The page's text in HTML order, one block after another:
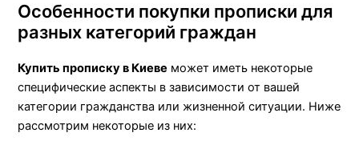
Особенности покупки прописки для
разных категорий граждан
Купить прописку в Киеве может иметь некоторые
специфические аспекты в зависимости от вашей
категории гражданства или жизненной ситуации. Ниже
рассмотрим некоторые из них: